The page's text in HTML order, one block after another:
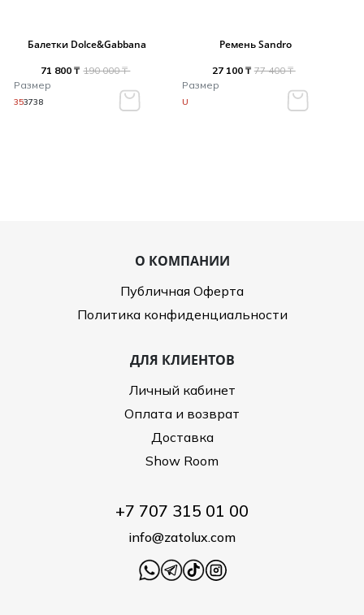
Балетки Dolce&Gabbana
71 800 ₸ 190 000 ₸
Размер
353738
Ремень Sandro
27 100 ₸ 77 400 ₸
Размер
U
О КОМПАНИИ
Публичная Оферта
Политика конфиденциальности
ДЛЯ КЛИЕНТОВ
Личный кабинет
Оплата и возврат
Доставка
Show Room
+7 707 315 01 00
info@zatolux.com